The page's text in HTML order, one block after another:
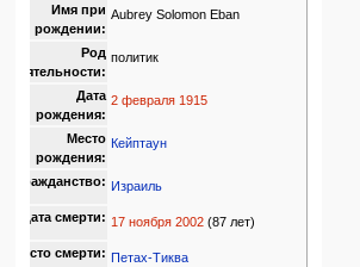
Имя при
рождении:
Aubrey Solomon Eban
Род
деятельности:
политик
Дата
рождения:
2 февраля 1915
Место
рождения:
Кейптаун
Гражданство: Израиль
Дата смерти: 17 ноября 2002(87 лет)
Место смерти: Петах-Тиква